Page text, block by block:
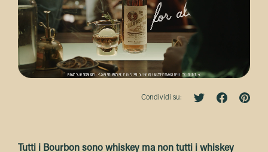
Condividi su:
Tutti i Bourbon sono whiskey ma non tutti i whiskey